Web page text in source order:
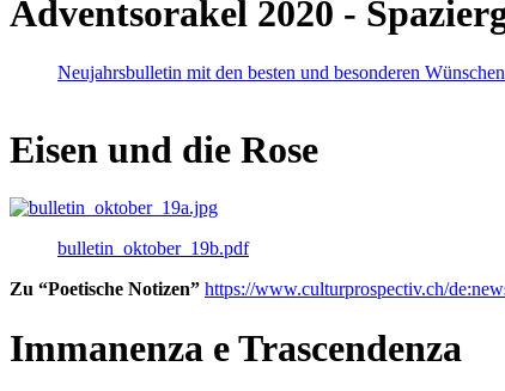
Adventsorakel 2020 -
Neujahrsbulletin mit den besten und besonderen
Eisen und die Rose
bulletin_oktober_19b.pdf
Zu “Poetische Notizen” https://www.culturprospectiv.ch/
Immanenza e Trascendenza